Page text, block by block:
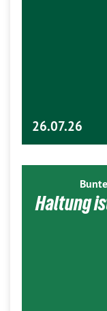
26.07.26
Haltung